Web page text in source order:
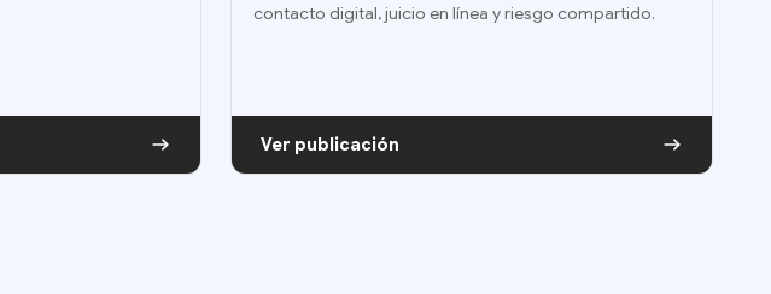
contacto digital, juicio en línea y riesgo compartido.
Ver publicación